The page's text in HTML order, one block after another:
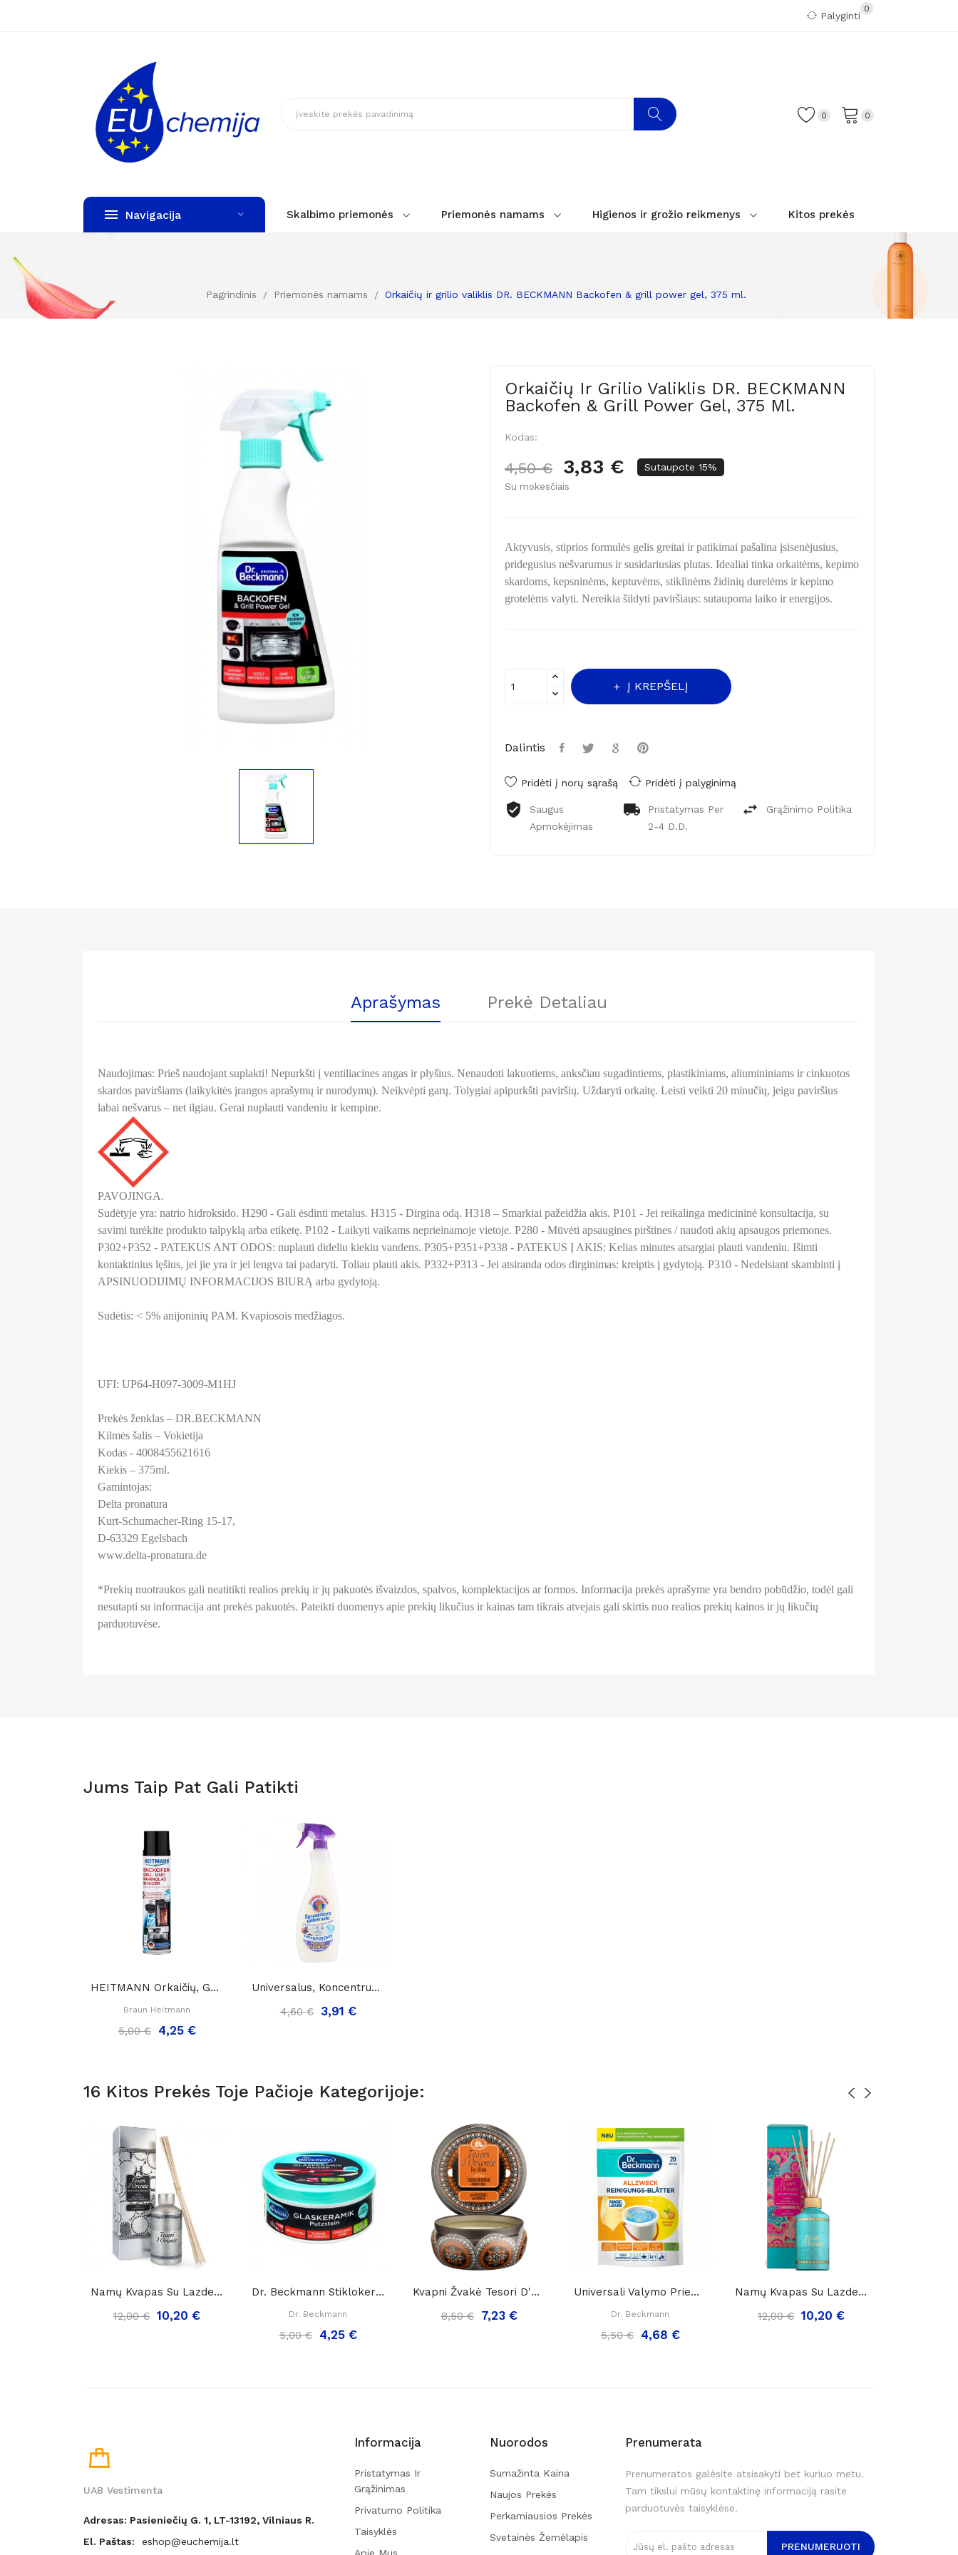
Palyginti
0
0
0
Navigacija Skalbimo priemonės Priemonės namams Higienos ir grožio reikmenys Kitos prekės
Pagrindinis Priemonės namams Orkaičių ir grilio valiklis DR. BECKMANN Backofen & grill power gel, 375 ml.
Orkaičių Ir Grilio Valiklis DR. BECKMANN
Backofen & Grill Power Gel, 375 Ml.
Kodas:
4,50 € 3,83 € Sutaupote 15%
Su mokesčiais
Aktyvusis, stiprios formulės gelis greitai ir patikimai pašalina įsisenėjusius,
pridegusius nešvarumus ir susidariusias plutas. Idealiai tinka orkaitėms, kepimo
skardoms, kepsninėms, keptuvėms, stiklinėms židinių durelėms ir kepimo
grotelėms valyti. Nereikia šildyti paviršiaus: sutaupoma laiko ir energijos.
Į KREPŠELĮ
Dalintis
Pridėti į norų sąrašą Pridėti į palyginimą
Saugus
Apmokėjimas
Pristatymas Per
2-4 D.d.
Grąžinimo Politika
Aprašymas Prekė Detaliau
Naudojimas: Prieš naudojant suplakti! Nepurkšti į ventiliacines angas ir plyšius. Nenaudoti lakuotiems, anksčiau sugadintiems, plastikiniams, aliumininiams ir cinkuotos
skardos paviršiams (laikykitės įrangos aprašymų ir nurodymų). Neikvėpti garų. Tolygiai apipurkšti paviršių. Uždaryti orkaitę. Leisti veikti 20 minučių, jeigu paviršius
labai nešvarus – net ilgiau. Gerai nuplauti vandeniu ir kempine.
PAVOJINGA.
Sudėtyje yra: natrio hidroksido. H290 - Gali ėsdinti metalus. H315 - Dirgina odą. H318 – Smarkiai pažeidžia akis. P101 - Jei reikalinga medicininė konsultacija, su
savimi turėkite produkto talpyklą arba etiketę. P102 - Laikyti vaikams neprieinamoje vietoje. P280 - Mūvėti apsaugines pirštines / naudoti akių apsaugos priemones.
P302+P352 - PATEKUS ANT ODOS: nuplauti dideliu kiekiu vandens. P305+P351+P338 - PATEKUS Į AKIS: Kelias minutes atsargiai plauti vandeniu. Išimti
kontaktinius lęšius, jei jie yra ir jei lengva tai padaryti. Toliau plauti akis. P332+P313 - Jei atsiranda odos dirginimas: kreiptis į gydytoją. P310 - Nedelsiant skambinti į
APSINUODIJIMŲ INFORMACIJOS BIURĄ arba gydytoją.
Sudėtis: < 5% anijoninių PAM. Kvapiosois medžiagos.
UFI: UP64-H097-3009-M1HJ
Prekės ženklas – DR.BECKMANN
Kilmės šalis – Vokietija
Kodas - 4008455621616
Kiekis – 375ml.
Gamintojas:
Delta pronatura
Kurt-Schumacher-Ring 15-17,
D-63329 Egelsbach
www.delta-pronatura.de
*Prekių nuotraukos gali neatitikti realios prekių ir jų pakuotės išvaizdos, spalvos, komplektacijos ar formos. Informacija prekės aprašyme yra bendro pobūdžio, todėl gali
nesutapti su informacija ant prekės pakuotės. Pateikti duomenys apie prekių likučius ir kainas tam tikrais atvejais gali skirtis nuo realios prekių kainos ir jų likučių
parduotuvėse.
Jums Taip Pat Gali Patikti
HEITMANN Orkaičių, Grilių Ir Židinių Stiklo...
Braun Heitmann
5,00 € 4,25 €
Universalus, Koncentruotas Valiklis Levandų...
4,60 €
3,91 €
16 Kitos Prekės Toje Pačioje Kategorijoje:
Namų Kvapas Su Lazdelėmis Tesori D'Oriente...
12,00 € 10,20 €
Dr. Beckmann Stiklokeramikos Valymo Akmuo, 250g.
Dr. Beckmann
5,00 € 4,25 €
Kvapni Žvakė Tesori D'Oriente Lotuso Žiedai,...
8,50 €
7,23 €
Universali Valymo Priemonė Lapeliuose „Dr....
Dr. Beckmann
5,50 € 4,68 €
Namų Kvapas Su Lazdelėmis Tesori D'Oriente...
12,00 € 10,20 €
UAB Vestimenta
Adresas: Pasieniečių G. 1, LT-13192, Vilniaus R.
El. Paštas:
eshop@euchemija.lt
Informacija
Pristatymas Ir
Grąžinimas
Privatumo Politika
Taisyklės
Nuorodos
Sumažinta Kaina
Naujos Prekės
Perkamiausios Prekės
Svetainės Žemėlapis
Prenumerata
Prenumeratos galėsite atsisakyti bet kuriuo metu.
Tam tikslui mūsų kontaktinę informaciją rasite
parduotuvės taisyklėse.